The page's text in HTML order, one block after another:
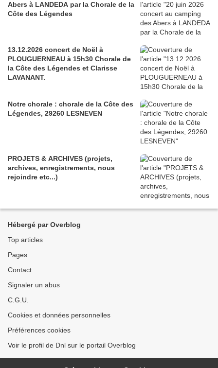
Abers à LANDEDA par la Chorale de la
Côte des Légendes
13.12.2026 concert de Noël à
PLOUGUERNEAU à 15h30 Chorale de
la Côte des Légendes et Clarisse
LAVANANT.
Notre chorale : chorale de la Côte des
Légendes, 29260 LESNEVEN
PROJETS & ARCHIVES (projets,
archives, enregistrements, nous
rejoindre etc...)
Hébergé par Overblog
Top articles
Pages
Contact
Signaler un abus
C.G.U.
Cookies et données personnelles
Préférences cookies
Voir le profil de Dnl sur le portail Overblog